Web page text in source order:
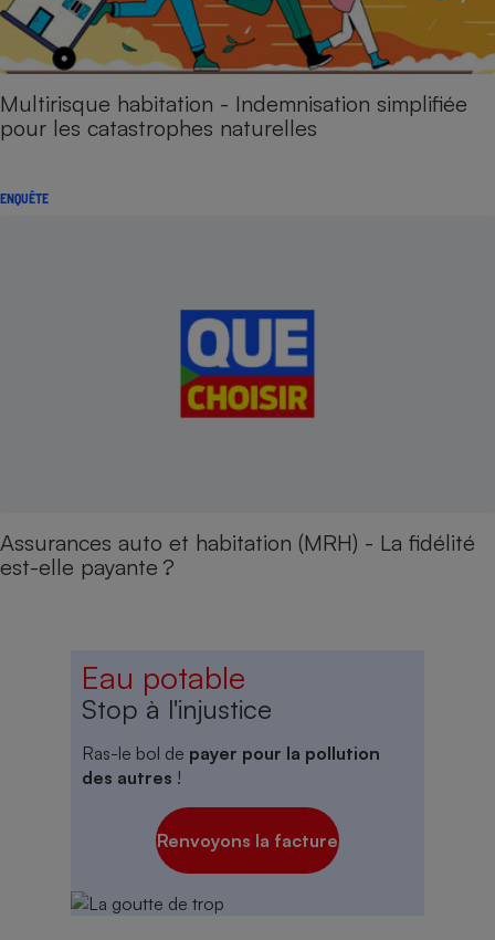
Multirisque habitation - Indemnisation simplifiée
pour les catastrophes naturelles
ENQUÊTE
Assurances auto et habitation (MRH) - La fidélité
est-elle payante ?
Eau potable
Stop à l'injustice
Ras-le bol de payer pour la pollution
des autres !
Renvoyons la facture